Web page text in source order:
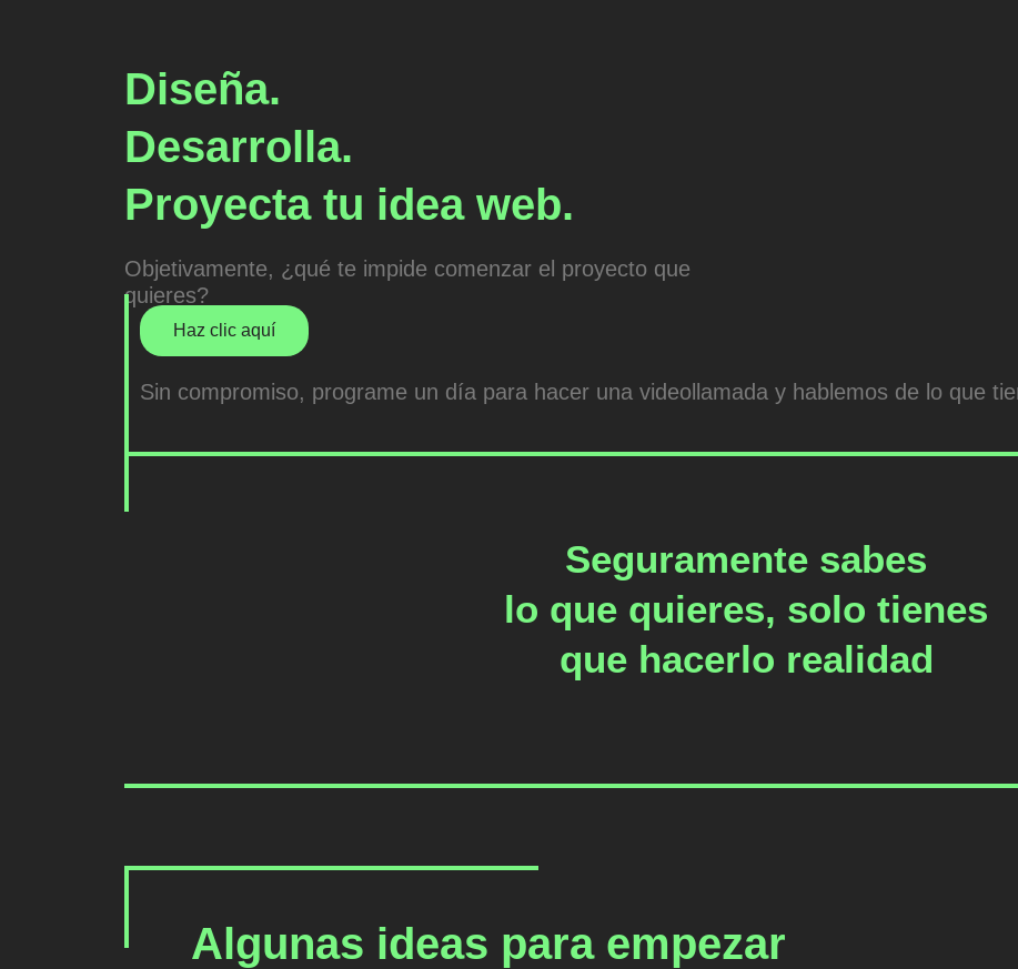
Diseña.
Desarrolla.
Proyecta tu idea web.
Objetivamente, ¿qué te impide comenzar el proyecto que
quieres?
Haz clic aquí
Sin compromiso, programe un día para hacer una videollamada y hablemos de lo que
Seguramente sabes
lo que quieres, solo tienes
que hacerlo realidad
Algunas ideas para empezar